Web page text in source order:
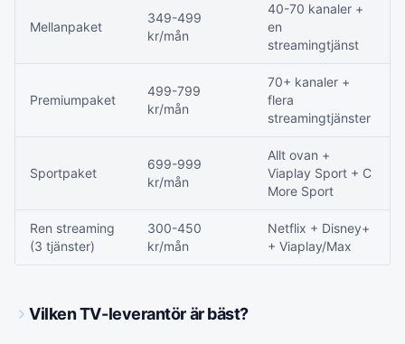
Mellanpaket
349-499
kr/mån
40-70 kanaler +
en
streamingtjänst
Premiumpaket
499-799
kr/mån
70+ kanaler +
flera
streamingtjänster
Sportpaket
699-999
kr/mån
Allt ovan +
Viaplay Sport + C
More Sport
Ren streaming
(3 tjänster)
300-450
kr/mån
Netflix + Disney+
+ Viaplay/Max
Vilken TV-leverantör är bäst?